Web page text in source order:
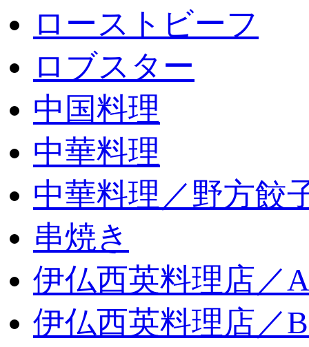
ローストビーフ
ロブスター
中国料理
中華料理
中華料理／野方餃
串焼き
伊仏西英料理店／
伊仏西英料理店／